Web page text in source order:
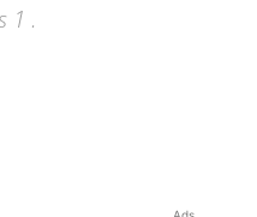
1 .